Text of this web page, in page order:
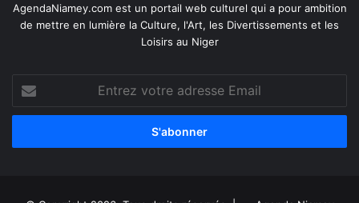
AgendaNiamey.com est un portail web culturel qui a pour ambition
de mettre en lumière la Culture, l'Art, les Divertissements et les
Loisirs au Niger
votre
adresse